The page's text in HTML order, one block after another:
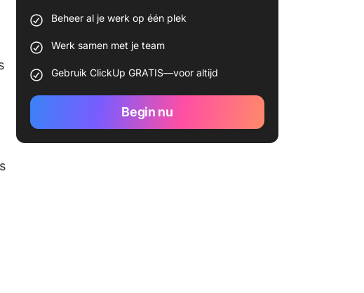
Beheer al je werk op één plek
Werk samen met je team
Gebruik ClickUp GRATIS—voor altijd
Begin nu